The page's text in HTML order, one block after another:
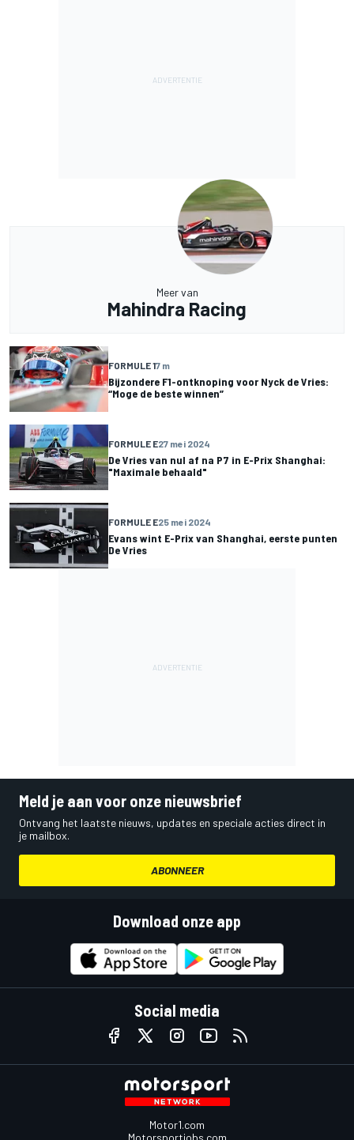
Meer van
Mahindra Racing
FORMULE 17 m
Bijzondere F1-ontknoping voor Nyck de Vries:
“Moge de beste winnen”
FORMULE E27 mei 2024
De Vries van nul af na P7 in E-Prix Shanghai:
"Maximale behaald"
FORMULE E25 mei 2024
Evans wint E-Prix van Shanghai, eerste punten
De Vries
Meld je aan voor onze nieuwsbrief
Ontvang het laatste nieuws, updates en speciale acties direct in
je mailbox.
ABONNEER
Download onze app
Social media
Motor1.com
Motorsportjobs.com